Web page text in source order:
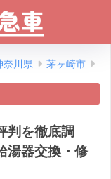
奈川県 茅ヶ崎市
判を徹底調
湯器交換・修